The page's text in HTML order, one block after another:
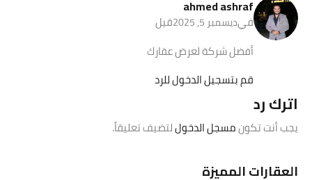
ahmed ashraf
فيديسمبر 5, 2025
قيل
أفضل شركة لعرض عقارك
قم بتسجيل الدخول للرد
اترك رد
يجب أنت تكونمسجل الدخوللتضيف تعليقاً.
العقارات المميزة